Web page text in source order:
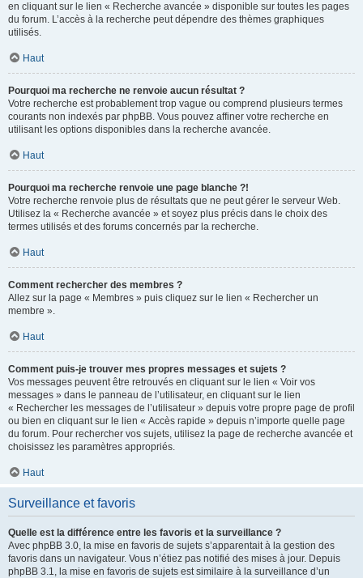
en cliquant sur le lien « Recherche avancée » disponible sur toutes les pages
du forum. L’accès à la recherche peut dépendre des thèmes graphiques
utilisés.
Haut
Pourquoi ma recherche ne renvoie aucun résultat ?
Votre recherche est probablement trop vague ou comprend plusieurs termes
courants non indexés par phpBB. Vous pouvez affiner votre recherche en
utilisant les options disponibles dans la recherche avancée.
Haut
Pourquoi ma recherche renvoie une page blanche ?!
Votre recherche renvoie plus de résultats que ne peut gérer le serveur Web.
Utilisez la « Recherche avancée » et soyez plus précis dans le choix des
termes utilisés et des forums concernés par la recherche.
Haut
Comment rechercher des membres ?
Allez sur la page « Membres » puis cliquez sur le lien « Rechercher un
membre ».
Haut
Comment puis-je trouver mes propres messages et sujets ?
Vos messages peuvent être retrouvés en cliquant sur le lien « Voir vos
messages » dans le panneau de l’utilisateur, en cliquant sur le lien
« Rechercher les messages de l’utilisateur » depuis votre propre page de profil
ou bien en cliquant sur le lien « Accès rapide » depuis n’importe quelle page
du forum. Pour rechercher vos sujets, utilisez la page de recherche avancée et
choisissez les paramètres appropriés.
Haut
Surveillance et favoris
Quelle est la différence entre les favoris et la surveillance ?
Avec phpBB 3.0, la mise en favoris de sujets s’apparentait à la gestion des
favoris dans un navigateur. Vous n’étiez pas notifié des mises à jour. Depuis
phpBB 3.1, la mise en favoris de sujets est similaire à la surveillance d’un